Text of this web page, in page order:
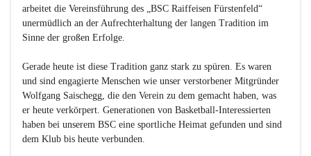
arbeitet die Vereinsführung des „BSC Raiffeisen Fürstenfeld“
unermüdlich an der Aufrechterhaltung der langen Tradition im
Sinne der großen Erfolge.
Gerade heute ist diese Tradition ganz stark zu spüren. Es waren
und sind engagierte Menschen wie unser verstorbener Mitgründer
Wolfgang Saischegg, die den Verein zu dem gemacht haben, was
er heute verkörpert. Generationen von Basketball-Interessierten
haben bei unserem BSC eine sportliche Heimat gefunden und sind
dem Klub bis heute verbunden.